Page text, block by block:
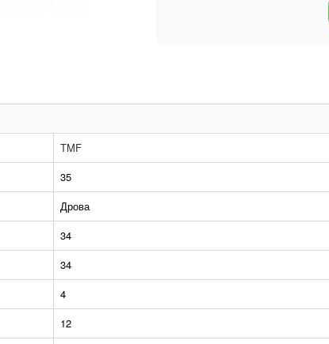
TMF
35
Дрова
34
34
4
12